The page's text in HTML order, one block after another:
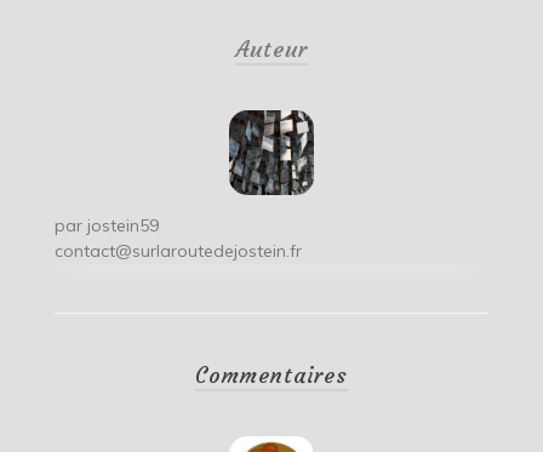
Auteur
par jostein59
contact@surlaroutedejostein.fr
Commentaires